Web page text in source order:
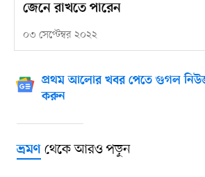
জেনে রাখতে পারেন
০৩ সেপ্টেম্বর ২০২২
প্রথম আলোর খবর পেতে গুগল
করুন
ভ্রমণথেকে আরও পড়ুন